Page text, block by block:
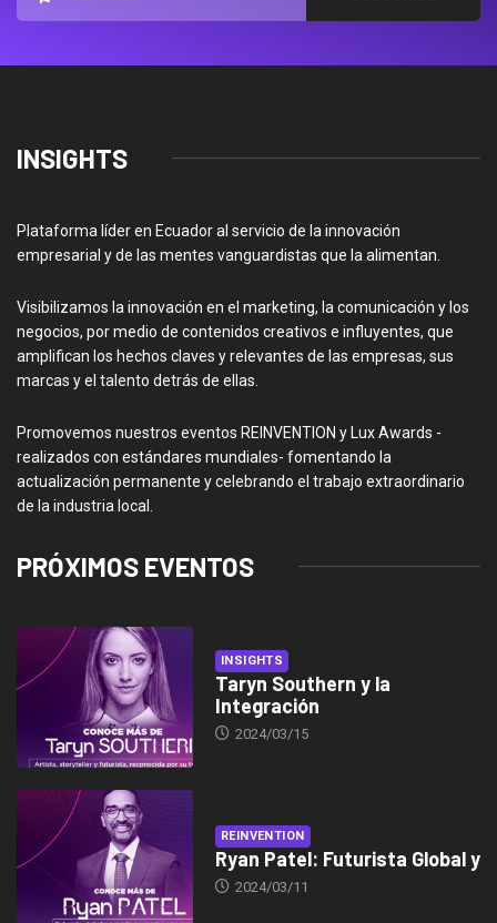
INSIGHTS
Plataforma líder en Ecuador al servicio de la innovación
empresarial y de las mentes vanguardistas que la alimentan.
Visibilizamos la innovación en el marketing, la comunicación y los
negocios, por medio de contenidos creativos e influyentes, que
amplifican los hechos claves y relevantes de las empresas, sus
marcas y el talento detrás de ellas.
Promovemos nuestros eventos REINVENTION y Lux Awards -
realizados con estándares mundiales- fomentando la
actualización permanente y celebrando el trabajo extraordinario
de la industria local.
PRÓXIMOS EVENTOS
INSIGHTS
Taryn Southern y la
Integración
2024/03/15
REINVENTION
Ryan Patel: Futurista Global y
2024/03/11